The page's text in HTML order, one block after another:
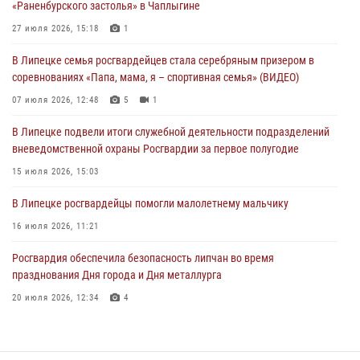
В Липецке росгвардейцы посетили богослужение в честь великого
28 июля 2026, 14:46 3
В Липецке прошла акция «Каникулы с Росгвардией»
«Раненбурского застолья» в Чаплыгине
27 июля 2026, 15:18 1
В Липецке семья росгвардейцев стала серебряным призером в
соревнованиях «Папа, мама, я – спортивная семья» (ВИДЕО)
07 июля 2026, 12:48 5 1
В Липецке подвели итоги служебной деятельности подразделений
вневедомственной охраны Росгвардии за первое полугодие
15 июля 2026, 15:03
В Липецке росгвардейцы помогли малолетнему мальчику
16 июля 2026, 11:21
Росгвардия обеспечила безопасность липчан во время
празднования Дня города и Дня металлурга
20 июля 2026, 12:34 4